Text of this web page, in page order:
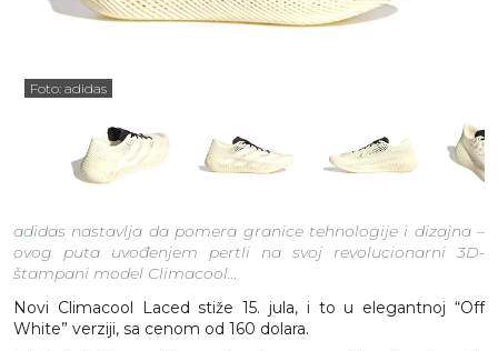
Foto: adidas
adidas nastavlja da pomera granice tehnologije i dizajna –
ovog puta uvođenjem pertli na svoj revolucionarni 3D-
štampani model Climacool…
Novi Climacool Laced stiže 15. jula, i to u elegantnoj “Off
White” verziji, sa cenom od 160 dolara.